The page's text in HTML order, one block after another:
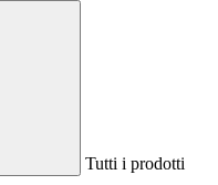
Tutti i prodotti